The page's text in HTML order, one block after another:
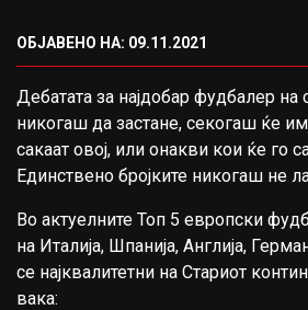
ОБЈАВЕНО НА: 09.11.2021
Дебатата за најдобар фудбалер
никогаш да застане, секогаш ќе
сакаат овој, или онакви кои ќе го
Единствено бројките никогаш не
Во актуелните Топ 5 европски
на Италија, Шпанија, Англија,
се најквалитетни на Стариот
вака: